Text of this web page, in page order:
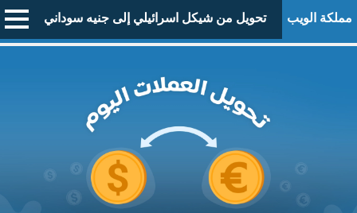
مملكة الويب تحويل من شيكل اسرائيلي إلى جنيه سوداني